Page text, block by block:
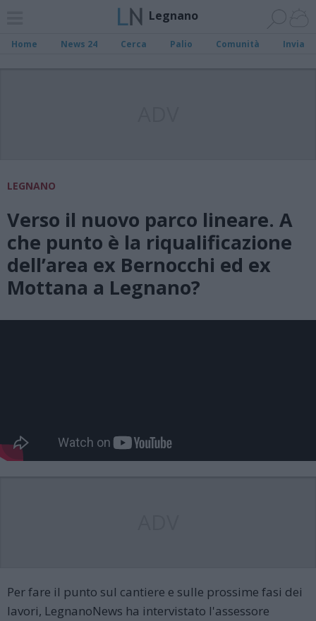
Legnano
Home News 24 Cerca Palio Comunità Invia
LEGNANO
Verso il nuovo parco lineare. A
che punto è la riqualificazione
dell’area ex Bernocchi ed ex
Mottana a Legnano?
Per fare il punto sul cantiere e sulle prossime fasi dei
lavori, LegnanoNews ha intervistato l'assessore